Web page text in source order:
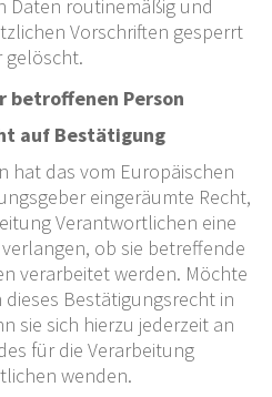
Daten routinemäßig und
Vorschriften gesperrt
gelöscht.
betroffenen Person
auf Bestätigung
hat das vom Europäischen
eingeräumte Recht,
Verantwortlichen eine
ob sie betreffende
verarbeitet werden. Möchte
Bestätigungsrecht in
sie sich hierzu jederzeit an
für die Verarbeitung
wenden.